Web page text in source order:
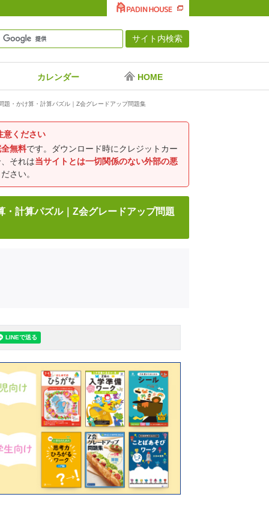
カレンダー HOME
題・かけ算・計算パズル｜Z会グレードアップ問題集
意ください
無料です。ダウンロード時にクレジットカー
それは当サイトとは一切関係のない外部の悪
さい。
計算パズル｜Z会グレードアップ問題